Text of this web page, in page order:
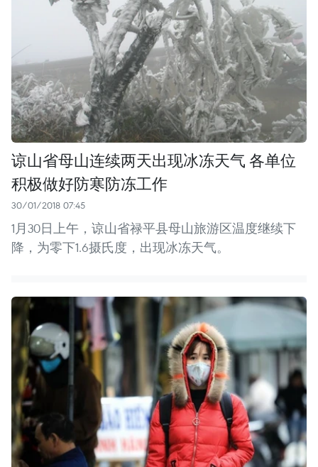
谅山省母山连续两天出现冰冻天气 各单位
积极做好防寒防冻工作
30/01/2018 07:45
1月30日上午，谅山省禄平县母山旅游区温度继续下
降，为零下1.6摄氏度，出现冰冻天气。